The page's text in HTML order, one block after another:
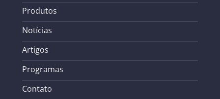
Produtos
Notícias
Artigos
Programas
Contato